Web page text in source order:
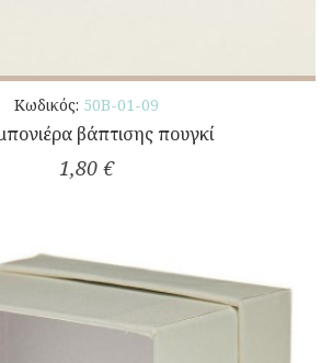
Κωδικός: 50Β-01-09
βάπτισης πουγκί
1,80 €